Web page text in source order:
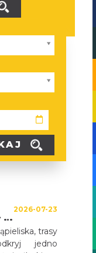
2026-07-23
Jeziora Pogoria w Dąbrowie Górniczej – wypoczynek nad wodą, aktywnie i blisko natury
trasy
jedno